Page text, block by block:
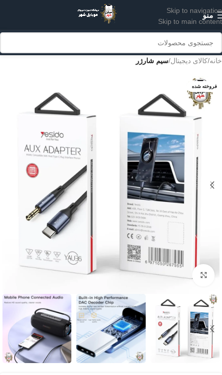
Skip to navigation
Skip to main content
منو
خانه کالای دیجیتال سیم شارژر
فروخته شده
برای بزرگنمایی کلیک کنید